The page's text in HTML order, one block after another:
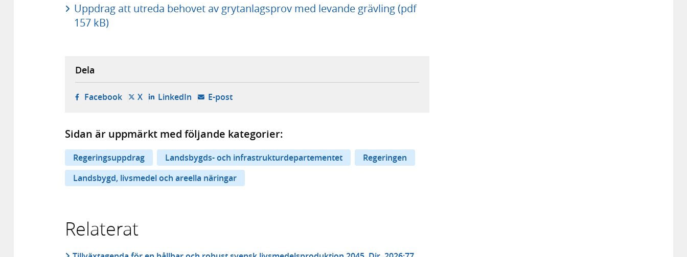
Uppdrag att utreda behovet av grytanlagsprov med levande grävling (pdf
157 kB)
Dela
Facebook- öppnas i ny flik, extern webbplats,
X- öppnas i ny flik, extern webbplats,
LinkedIn- öppnas i ny flik, extern webbplats,
E-post- öppnar din e-postklient,
Sidan är uppmärkt med följande kategorier:
Regeringsuppdrag Landsbygds- och infrastrukturdepartementet
Regeringen
Landsbygd, livsmedel och areella näringar
Relaterat